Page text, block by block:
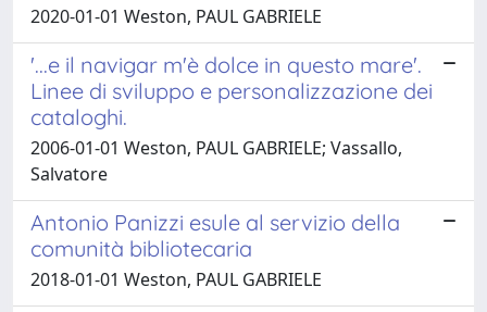
2020-01-01 Weston, PAUL GABRIELE
'...e il navigar m'è dolce in questo mare'.
Linee di sviluppo e personalizzazione dei
cataloghi.
2006-01-01 Weston, PAUL GABRIELE; Vassallo,
Salvatore
Antonio Panizzi esule al servizio della
comunità bibliotecaria
2018-01-01 Weston, PAUL GABRIELE